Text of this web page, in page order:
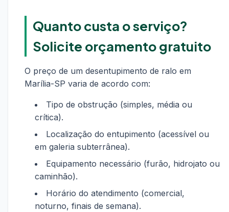
Quanto custa o serviço?
Solicite orçamento gratuito
O preço de um desentupimento de ralo em
Marília-SP varia de acordo com:
Tipo de obstrução (simples, média ou
crítica).
Localização do entupimento (acessível ou
em galeria subterrânea).
Equipamento necessário (furão, hidrojato ou
caminhão).
Horário do atendimento (comercial,
noturno, finais de semana).